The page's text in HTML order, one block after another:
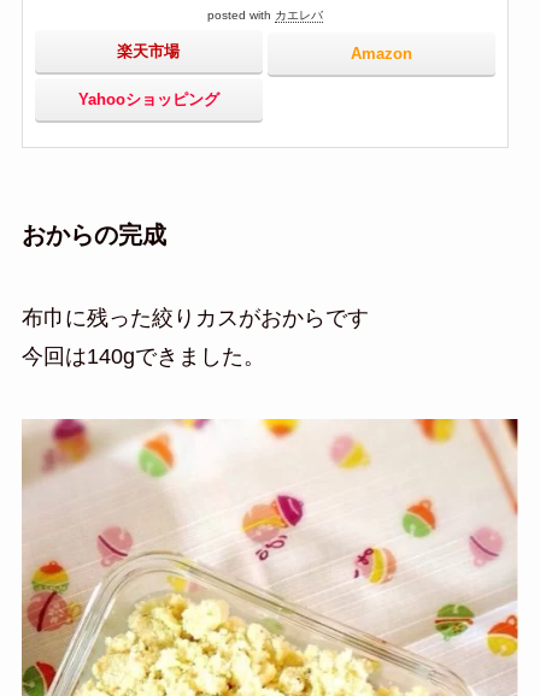
posted with カエレバ
楽天市場 Amazon
Yahooショッピング
おからの完成
布巾に残った絞りカスがおからです
今回は140gできました。